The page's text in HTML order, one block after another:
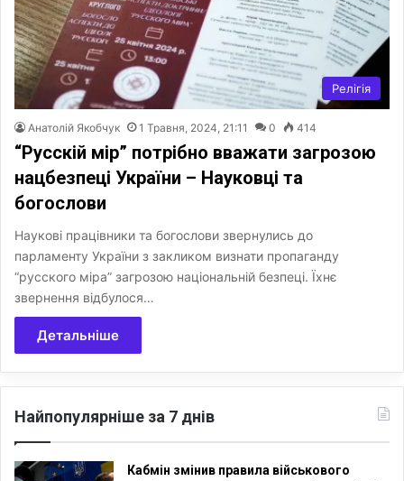
Релігія
Анатолій Якобчук 1 Травня, 2024, 21:11 0 414
“Русскій мір” потрібно вважати загрозою
нацбезпеці України – Науковці та
богослови
Наукові працівники та богослови звернулись до
парламенту України з закликом визнати пропаганду
“русского міра” загрозою національній безпеці. Їхнє
звернення відбулося…
Детальніше
Найпопулярніше за 7 днів
Кабмін змінив правила військового